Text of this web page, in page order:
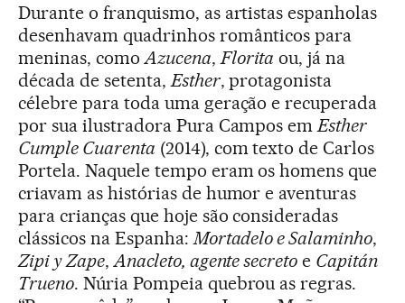
Durante o franquismo, as artistas espanholas
desenhavam quadrinhos românticos para
meninas, comoAzucena,Florita ou, já na
década de setenta,Esther, protagonista
célebre para toda uma geração e recuperada
por sua ilustradora Pura Campos emEsther
Cumple Cuarenta (2014), com texto de Carlos
Portela. Naquele tempo eram os homens que
criavam as histórias de humor e aventuras
para crianças que hoje são consideradas
clássicos na Espanha:Mortadelo e Salaminho,
Zipi y Zape,Anacleto, agente secreto e Capitán
Trueno. Núria Pompeia quebrou as regras.